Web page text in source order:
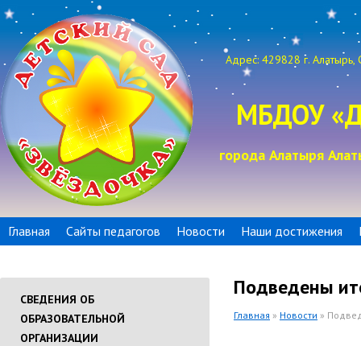
Адрес: 429828 г. Алатырь,
МБДОУ
города Алатыря
Главная Сайты педагогов Новости Наши достижения
СВЕДЕНИЯ ОБ
ОБРАЗОВАТЕЛЬНОЙ
ОРГАНИЗАЦИИ
Подведены
Главная » Новости »